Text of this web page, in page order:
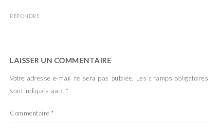
RÉPONDRE
LAISSER UN COMMENTAIRE
Votre adresse e-mail ne sera pas publiée. Les champs obligatoires
sont indiqués avec *
Commentaire *